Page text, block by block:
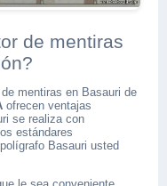
de mentiras
mentiras en Basauri de
ofrecen ventajas
se realiza con
estándares
Basauri usted